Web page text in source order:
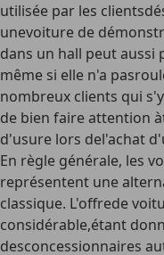
utilisée par les
unevoiture de
dans un hall peut aussi
même si elle n'a
nombreux clients qui
de bien faire attention
d'usure lors del'achat
En règle générale, les
représentent une
classique. L'offrede
considérable,étant
desconcessionnaires